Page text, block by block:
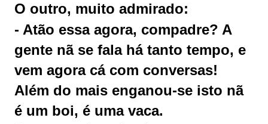
O outro, muito admirado:
- Atão essa agora, compadre? A
gente nã se fala há tanto tempo, e
vem agora cá com conversas!
Além do mais enganou-se isto nã
é um boi, é uma vaca.